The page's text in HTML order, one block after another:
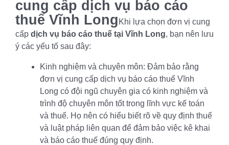
cung cấp dịch vụ báo cáo
thuế Vĩnh Long Khi lựa chọn đơn vị cung
cấp dịch vụ báo cáo thuế tại Vĩnh Long, bạn nên lưu
ý các yếu tố sau đây:
Kinh nghiệm và chuyên môn: Đảm bảo rằng
đơn vị cung cấp dịch vụ báo cáo thuế Vĩnh
Long có đội ngũ chuyên gia có kinh nghiệm và
trình độ chuyên môn tốt trong lĩnh vực kế toán
và thuế. Họ nên có hiểu biết rõ về quy định thuế
và luật pháp liên quan để đảm bảo việc kê khai
và báo cáo thuế đúng quy định.